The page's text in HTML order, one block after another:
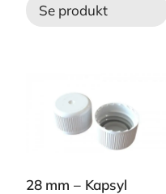
Se produkt
28 mm – Kapsyl